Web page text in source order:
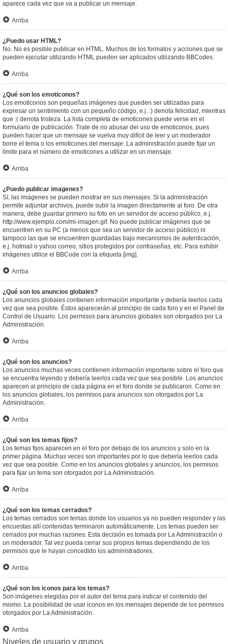
aparece cada vez que va a publicar un mensaje.
Arriba
¿Puedo usar HTML?
No. No es posible publicar en HTML. Muchos de los formatos y acciones que se
pueden ejecutar utilizando HTML pueden ser aplicados utilizando BBCodes.
Arriba
¿Qué son los emoticonos?
Los emoticonos son pequeñas imágenes que pueden ser utilizadas para
expresar un sentimiento con un pequeño código, e.j. :) denota felicidad, mientras
que :( denota tristeza. La lista completa de emoticones puede verse en el
formulario de publicación. Trate de no abusar del uso de emoticonos, pues
pueden hacer que un mensaje se vuelva muy difícil de leer y un moderador
borre el tema o los emoticones del mensaje. La administración puede fijar un
límite para el número de emoticones a utilizar en un mensaje.
Arriba
¿Puedo publicar imagenes?
Sí, las imágenes se pueden mostrar en sus mensajes. Si la administración
permite adjuntar archivos, puede subir la imagen directamente al foro. De otra
manera, debe guardar primero su foto en un servidor de acceso público, e.j.
http://www.ejemplo.com/mi-imagen.gif. No puede publicar imágenes que se
encuentren en su PC (a menos que sea un servidor de acceso público) ni
tampoco las que se encuentren guardadas bajo mecanismos de autenticación,
e.j. hotmail o yahoo correo, sitios protegidos por contraseñas, etc. Para exhibir
imágenes utilice el BBCode con la etiqueta [img].
Arriba
¿Qué son los anuncios globales?
Los anuncios globales contienen información importante y debería leerlos cada
vez que sea posible. Éstos aparecerán al principio de cada foro y en el Panel de
Control de Usuario. Los permisos para anuncios globales son otorgados por La
Administración.
Arriba
¿Qué son los anuncios?
Los anuncios muchas veces contienen información importante sobre el foro que
se encuentra leyendo y debería leerlos cada vez que sea posible. Los anuncios
aparecen al principio de cada página en el foro donde se publicaron. Como en
los anuncios globales, los permisos para anuncios son otorgados por La
Administración.
Arriba
¿Qué son los temas fijos?
Los temas fijos aparecen en el foro por debajo de los anuncios y solo en la
primer página. Muchas veces son importantes por lo que debería leerlos cada
vez que sea posible. Como en los anuncios globales y anuncios, los permisos
para fijar un tema son otorgados por La Administración.
Arriba
¿Qué son los temas cerrados?
Los temas cerrados son temas donde los usuarios ya no pueden responder y las
encuestas allí contenidas terminaron automáticamente. Los temas pueden ser
cerrados por muchas razones. Esta decisión es tomada por La Administración o
un moderador. Tal vez pueda cerrar sus propios temas dependiendo de los
permisos que le hayan concedido los administradores.
Arriba
¿Qué son los iconos para los temas?
Son imágenes elegidas por el autor del tema para indicar el contenido del
mismo. La posibilidad de usar iconos en los mensajes depende de los permisos
otorgados por La Administración.
Arriba
Niveles de usuario y grupos